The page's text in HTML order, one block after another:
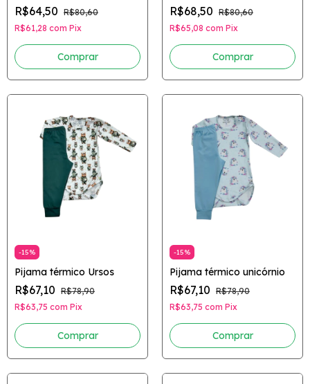
R$64,50 R$80,60
R$61,28 com Pix
Comprar
R$68,50 R$80,60
R$65,08 com Pix
Comprar
-15%
Pijama térmico Ursos
R$67,10 R$78,90
R$63,75 com Pix
Comprar
-15%
Pijama térmico unicórnio
R$67,10 R$78,90
R$63,75 com Pix
Comprar